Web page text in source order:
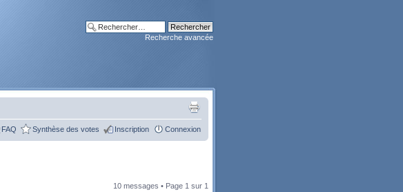
Recherche avancée
FAQ Synthèse des votes Inscription Connexion
10 messages • Page 1 sur 1